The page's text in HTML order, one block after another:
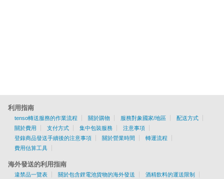
利用指南
tenso轉送服務的作業流程 關於購物 服務對象國家/地區
配送方式
關於費用
支付方式 集中包裝服務
注意事項
登錄商品發送手續後的注意事項
關於營業時間
轉運流程
費用估算工具
海外發送的利用指南
違禁品一覽表 關於包含鋰電池貨物的海外發送 酒精飲料的運送限制